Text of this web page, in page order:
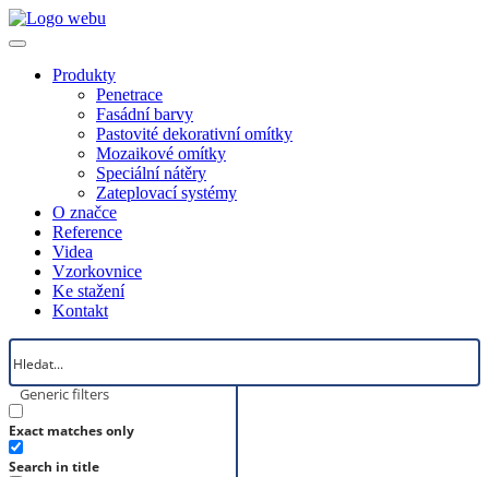
Produkty
Penetrace
Fasádní barvy
Pastovité dekorativní omítky
Mozaikové omítky
Speciální nátěry
Zateplovací systémy
O značce
Reference
Videa
Vzorkovnice
Ke stažení
Kontakt
Generic filters
Exact matches only
Search in title